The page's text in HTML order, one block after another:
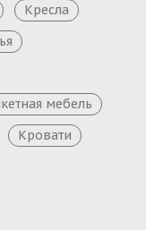
Кресла
мебель
Кровати